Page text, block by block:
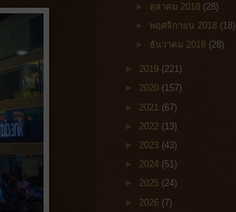
► ตุลาคม 2018 (28)
►พฤศจิกายน 2018 (18)
► ธันวาคม 2018 (28)
► 2019 (221)
► 2020 (157)
► 2021 (67)
► 2022 (13)
► 2023 (43)
► 2024 (51)
► 2025 (24)
► 2026 (7)